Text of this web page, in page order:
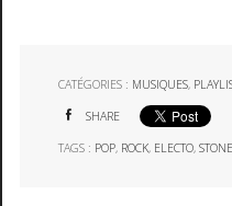
CATÉGORIES : MUSIQUES,
SHARE
TAGS : POP, ROCK, ELECTO,